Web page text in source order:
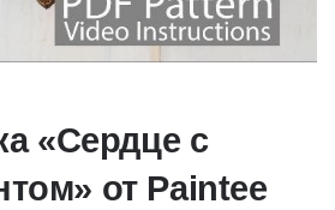
«Сердце с
от Paintee